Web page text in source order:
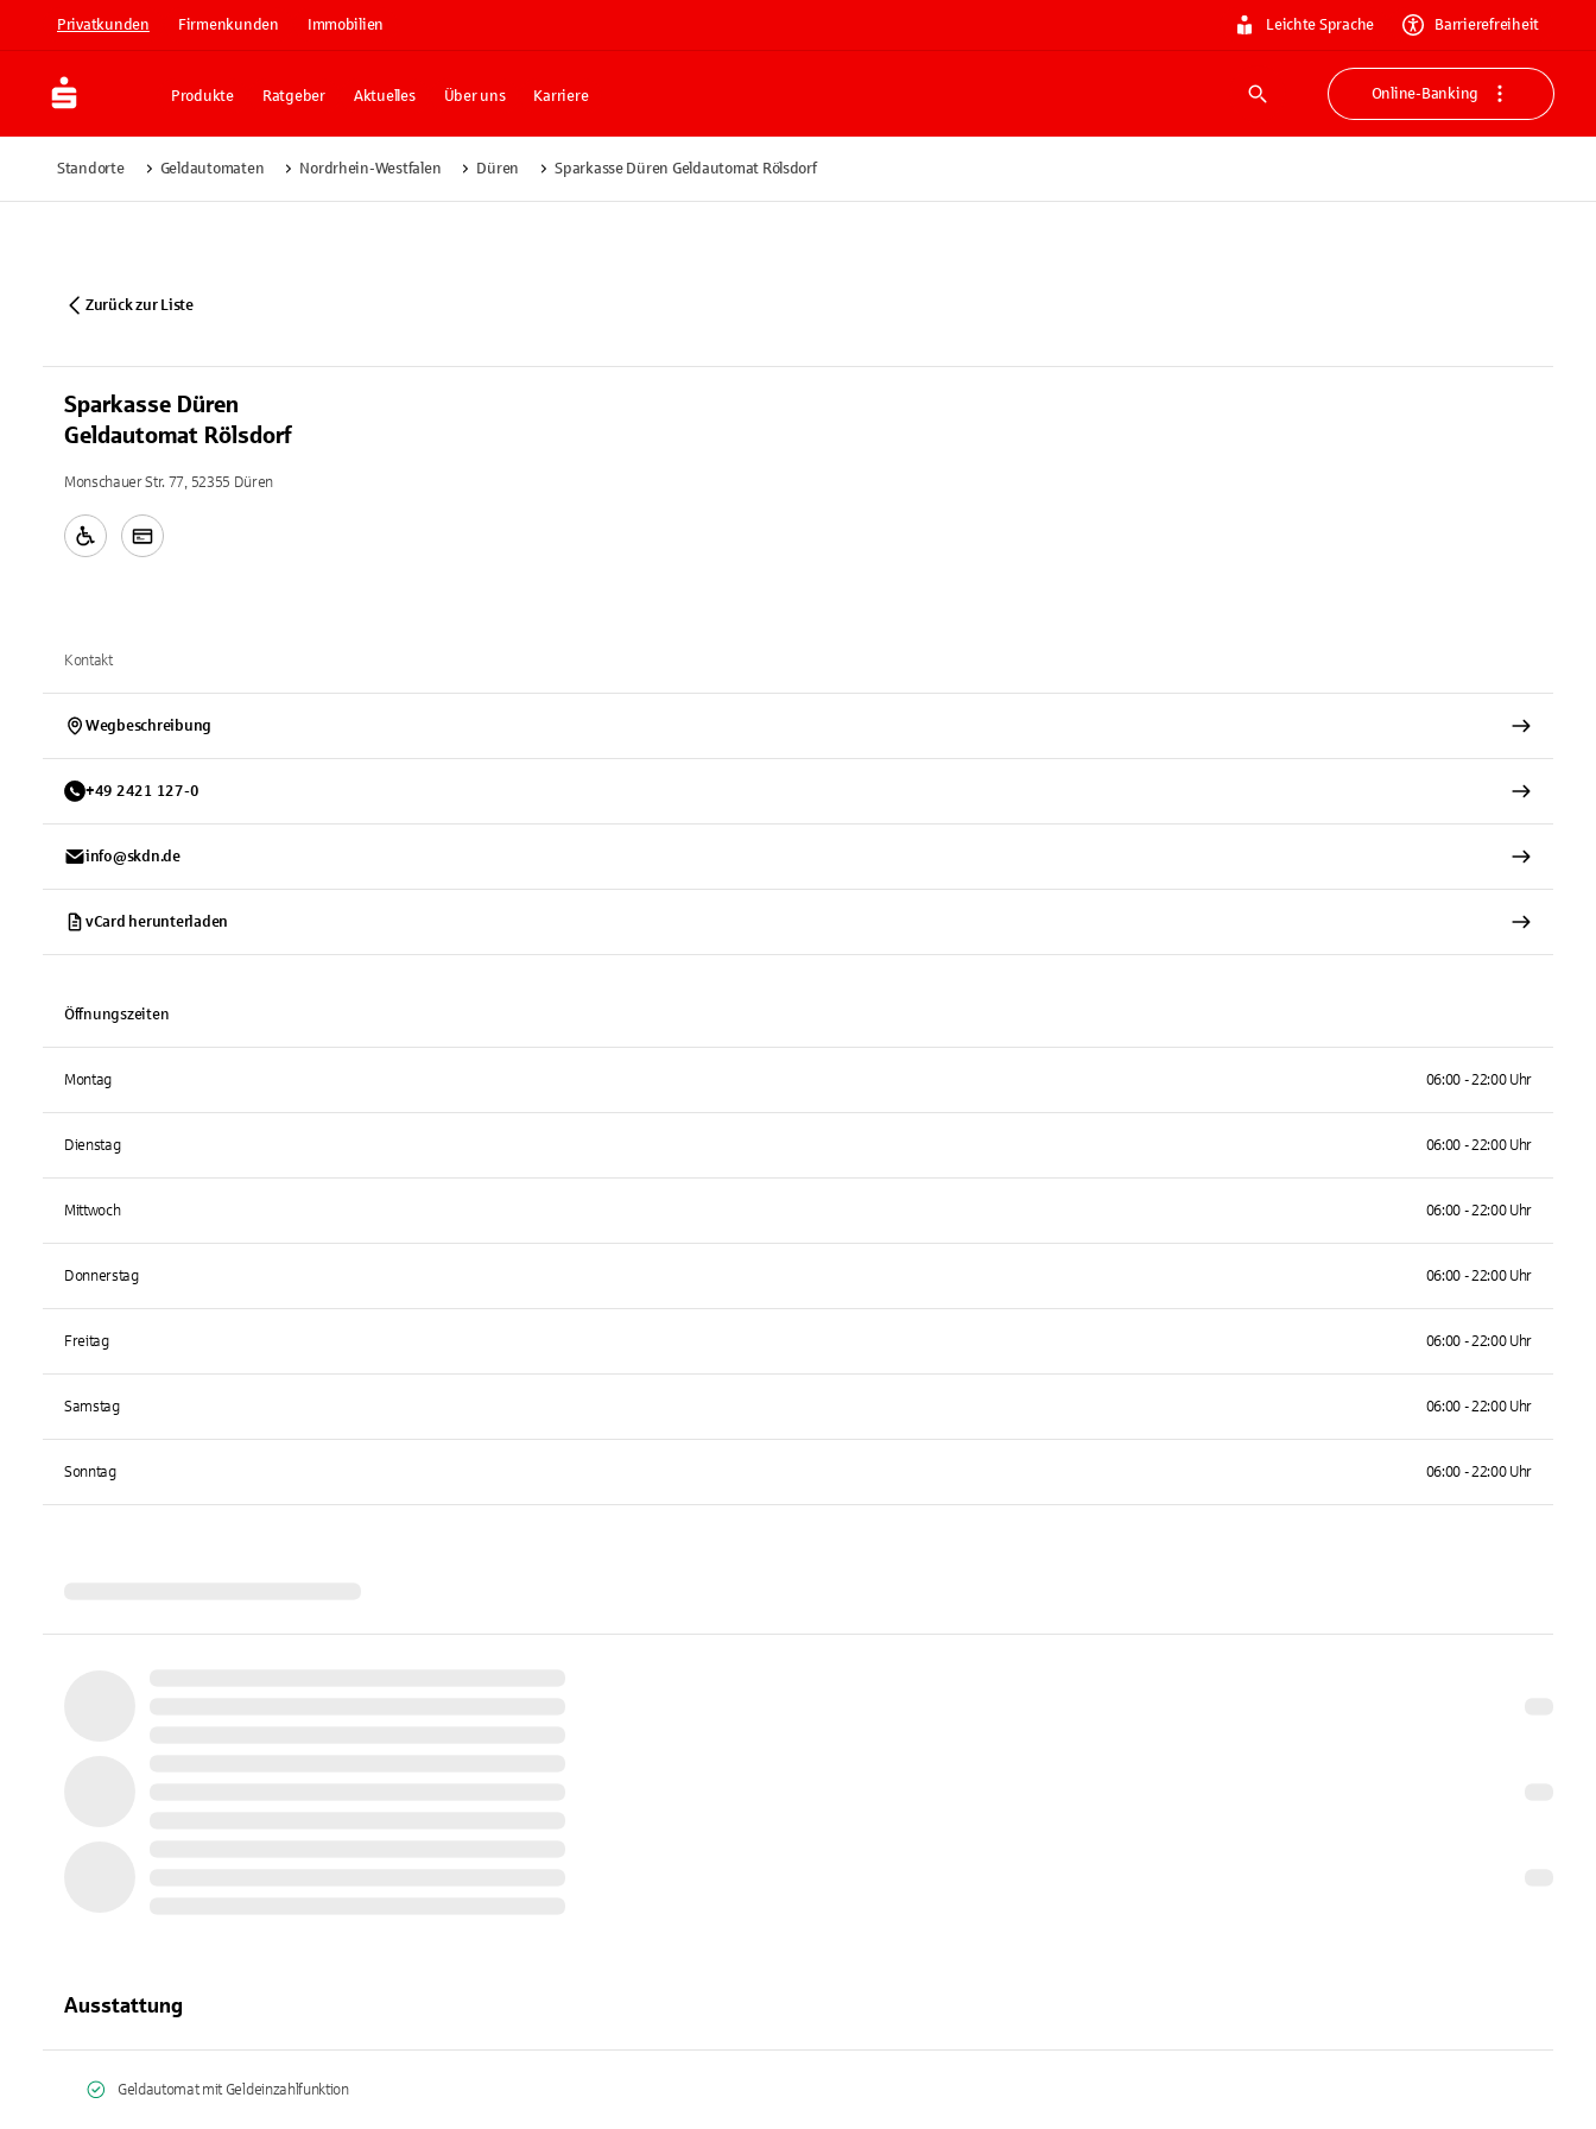
Privatkunden Firmenkunden Immobilien Leichte Sprache Barrierefreiheit
Produkte Ratgeber Aktuelles Über uns Karriere
Suche
Online-Banking
Standorte Geldautomaten Nordrhein-Westfalen Düren Sparkasse Düren Geldautomat Rölsdorf
Zurück zur Liste
Sparkasse Düren
Geldautomat Rölsdorf
Monschauer Str. 77, 52355 Düren
Kontakt
Wegbeschreibung
+49 2421 127-0
info@skdn.de
vCard herunterladen
Öffnungszeiten
Montag 06:00 - 22:00 Uhr
Dienstag 06:00 - 22:00 Uhr
Mittwoch 06:00 - 22:00 Uhr
Donnerstag 06:00 - 22:00 Uhr
Freitag 06:00 - 22:00 Uhr
Samstag 06:00 - 22:00 Uhr
Sonntag 06:00 - 22:00 Uhr
Ausstattung
Geldautomat mit Geldeinzahlfunktion